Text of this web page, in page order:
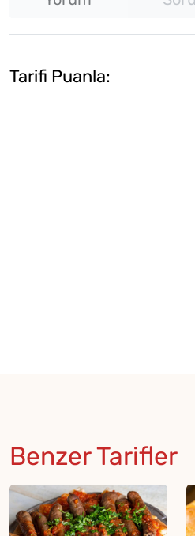
Tarifi Puanla:
Benzer Tarifler